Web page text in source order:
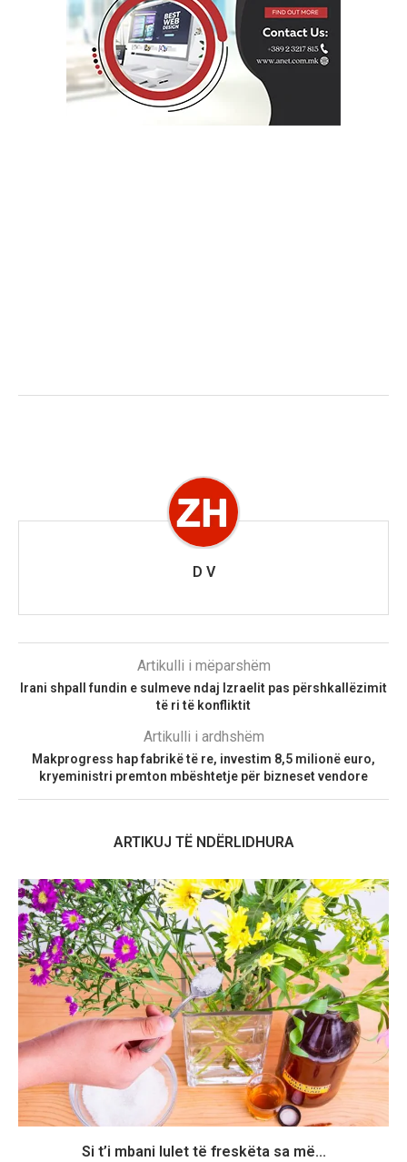
D V
Artikulli i mëparshëm
Irani shpall fundin e sulmeve ndaj Izraelit pas përshkallëzimit
të ri të konfliktit
Artikulli i ardhshëm
Makprogress hap fabrikë të re, investim 8,5 milionë euro,
kryeministri premton mbështetje për bizneset vendore
ARTIKUJ TË NDËRLIDHURA
Si t’i mbani lulet të freskëta sa më...